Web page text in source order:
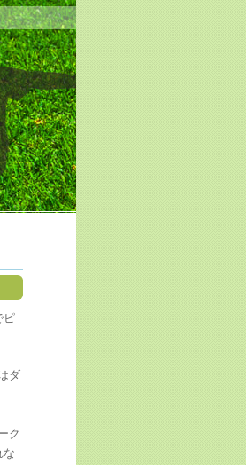
ピ
ダ
ク
な